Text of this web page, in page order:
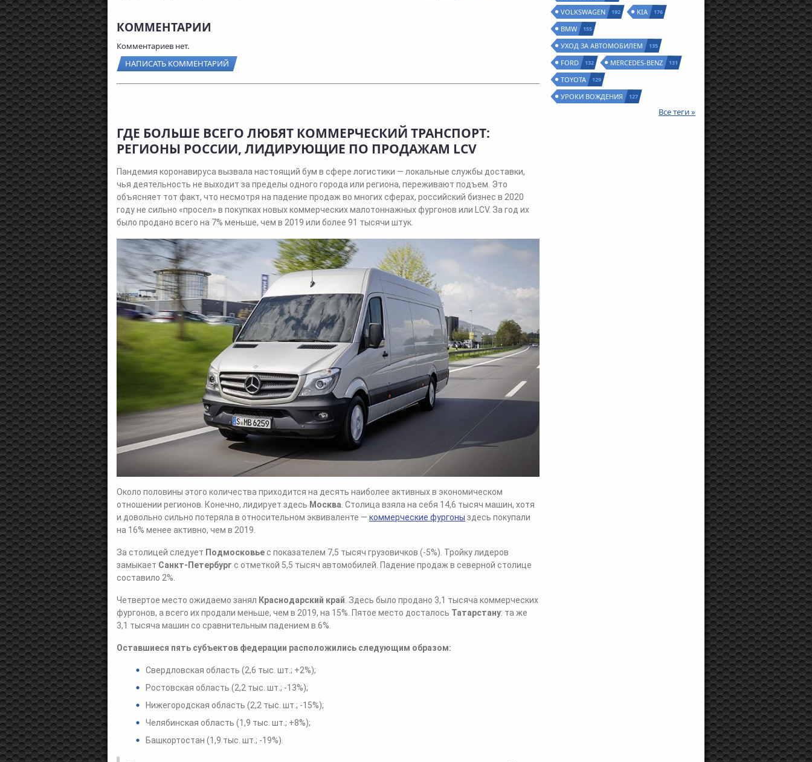
КОММЕНТАРИИ
Комментариев нет.
НАПИСАТЬ КОММЕНТАРИЙ
ГДЕ БОЛЬШЕ ВСЕГО ЛЮБЯТ КОММЕРЧЕСКИЙ ТРАНСПОРТ:
РЕГИОНЫ РОССИИ, ЛИДИРУЮЩИЕ ПО ПРОДАЖАМ LCV
Пандемия коронавируса вызвала настоящий бум в сфере логистики — локальные службы доставки,
чья деятельность не выходит за пределы одного города или региона, переживают подъем. Это
объясняет тот факт, что несмотря на падение продаж во многих сферах, российский бизнес в 2020
году не сильно «просел» в покупках новых коммерческих малотоннажных фургонов или LCV. За год их
было продано всего на 7% меньше, чем в 2019 или более 91 тысячи штук.
Около половины этого количества приходится на десять наиболее активных в экономическом
отношении регионов. Конечно, лидирует здесь Москва . Столица взяла на себя 14,6 тысяч машин, хотя
и довольно сильно потеряла в относительном эквиваленте — коммерческие фургоны здесь покупали
на 16% менее активно, чем в 2019.
За столицей следует Подмосковье с показателем 7,5 тысяч грузовичков (-5%). Тройку лидеров
замыкает Санкт-Петербург с отметкой 5,5 тысяч автомобилей. Падение продаж в северной столице
составило 2%.
Четвертое место ожидаемо занял Краснодарский край . Здесь было продано 3,1 тысяча коммерческих
фургонов, а всего их продали меньше, чем в 2019, на 15%. Пятое место досталось Татарстану: та же
3,1 тысяча машин со сравнительным падением в 6%.
Оставшиеся пять субъектов федерации расположились следующим образом:
Свердловская область (2,6 тыс. шт.; +2%);
Ростовская область (2,2 тыс. шт.; -13%);
Нижегородская область (2,2 тыс. шт.; -15%);
Челябинская область (1,9 тыс. шт.; +8%);
Башкортостан (1,9 тыс. шт.; -19%).
VOLKSWAGEN 192 KIA 176
BMW 155
УХОД ЗА АВТОМОБИЛЕМ 135
FORD 132 MERCEDES-BENZ 131
TOYOTA 129
УРОКИ ВОЖДЕНИЯ 127
Все теги »